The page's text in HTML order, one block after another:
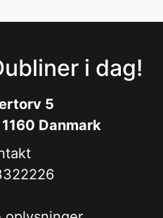
i dag!
5
Danmark